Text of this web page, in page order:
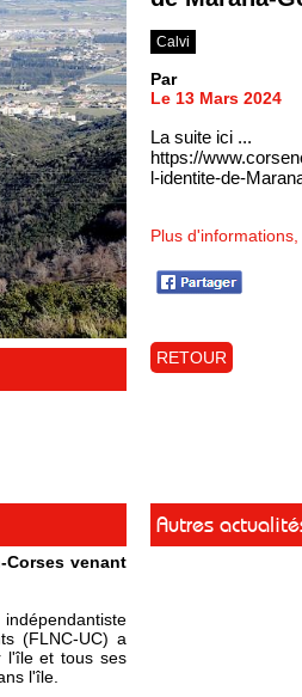
Calvi
Par
Le 13 Mars 2024
La suite ici ...
https://
l-identite-de-
Plus
RETOUR
Corses venant
(FLNC-UC) a
l'île et tous ses
l'île.
Autres